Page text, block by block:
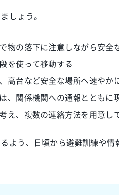
しょう。
物の落下に注意しながら安全
を使って移動する
高台など安全な場所へ速やか
、関係機関への通報とともに
え、複数の連絡方法を用意し
よう、日頃から避難訓練や情